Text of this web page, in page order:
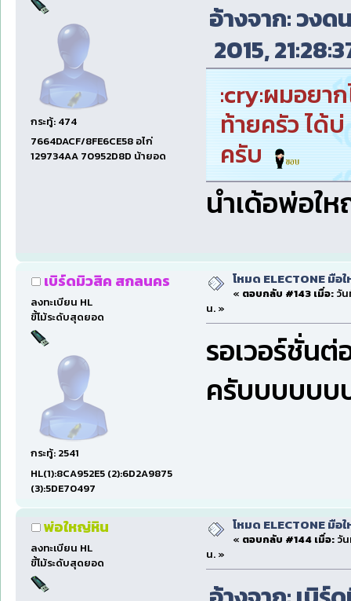
กระทู้: 474
7664DACF/8FE6CE58 อไก่
129734AA 70952D8D น้ายอด
อ้างจาก: วงด
2015,
:cry:ผมอยา
ท้ายครัว ได้
ครับ
นำเด้อพ่อใ
เบิร์ดมิวสิค สกลนคร
ลงทะเบียน HL
ขี้โม้ระดับสุดยอด
กระทู้: 2541
HL(1):8CA952E5 (2):6D2A9875
(3):5DE70497
โหมด ELECTONE มือ
« ตอบกลับ #143 เมื่อ:วัน
น. »
รอเวอร์ชั่น
ครับบบบบ
พ่อใหญ่หิน
ลงทะเบียน HL
ขี้โม้ระดับสุดยอด
โหมด ELECTONE มือ
« ตอบกลับ #144 เมื่อ:วัน
น. »